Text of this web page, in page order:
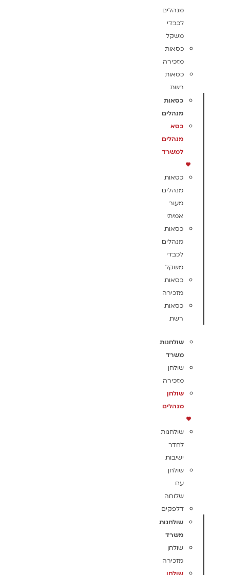
מנהלים
לכבדי
משקל
כסאות
מזכירה
כסאות
רשת
כסאות
מנהלים
כסא
מנהלים
למשרד
כסאות
מנהלים
מעור
אמיתי
כסאות
מנהלים
לכבדי
משקל
כסאות
מזכירה
כסאות
רשת
שולחנות
משרד
שולחן
מזכירה
שולחן
מנהלים
שולחנות
לחדר
ישיבות
שולחן
עם
שלוחה
דלפקים
שולחנות
משרד
שולחן
מזכירה